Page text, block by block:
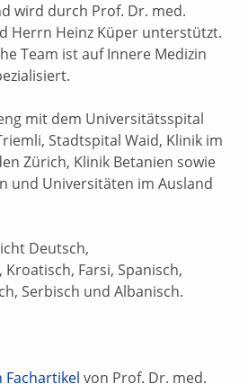
wird durch Prof. Dr. med.
Herrn Heinz Küper unterstützt.
Team ist auf Innere Medizin
mit dem Universitätsspital
Stadtspital Waid, Klinik im
Zürich, Klinik Betanien sowie
und Universitäten im Ausland
Deutsch,
Farsi, Spanisch,
Serbisch und Albanisch.
Fachartikel von Prof. Dr. med.